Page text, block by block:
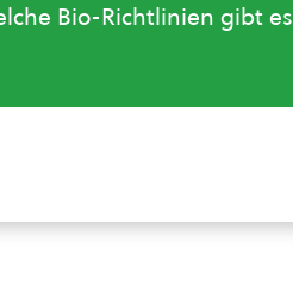
Bio-Richtlinien gibt